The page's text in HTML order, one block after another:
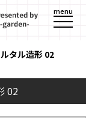
menu
タル造形 02
02